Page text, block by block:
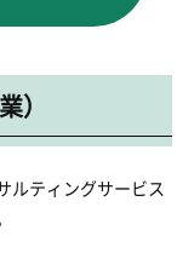
）
ルティングサービス